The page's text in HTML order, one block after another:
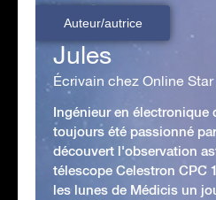
Auteur/autrice
Jules
Écrivain chez Online
Ingénieur en électronique
toujours été passionné
découvert l'observation
télescope Celestron CPC
les lunes de Médicis un